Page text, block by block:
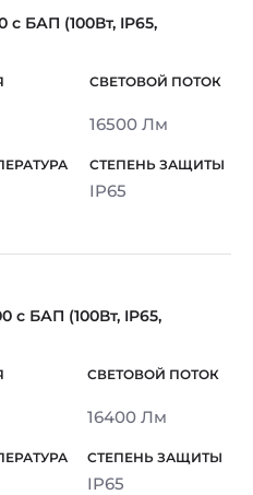
с БАП (100Вт, IP65,
16500 Лм
IP65
с БАП (100Вт, IP65,
16400 Лм
IP65